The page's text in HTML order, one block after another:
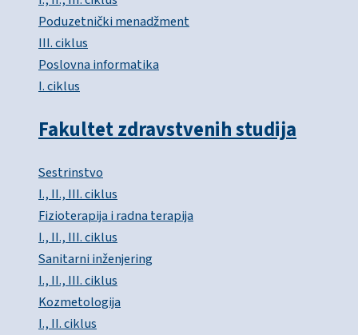
Poduzetnički menadžment
III. ciklus
Poslovna informatika
I. ciklus
Fakultet zdravstvenih studija
Sestrinstvo
I., II., III. ciklus
Fizioterapija i radna terapija
I., II., III. ciklus
Sanitarni inženjering
I., II., III. ciklus
Kozmetologija
I., II. ciklus